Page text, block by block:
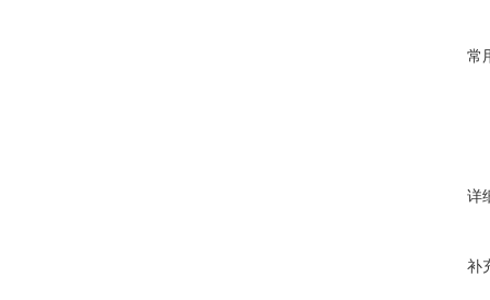
常
详
补